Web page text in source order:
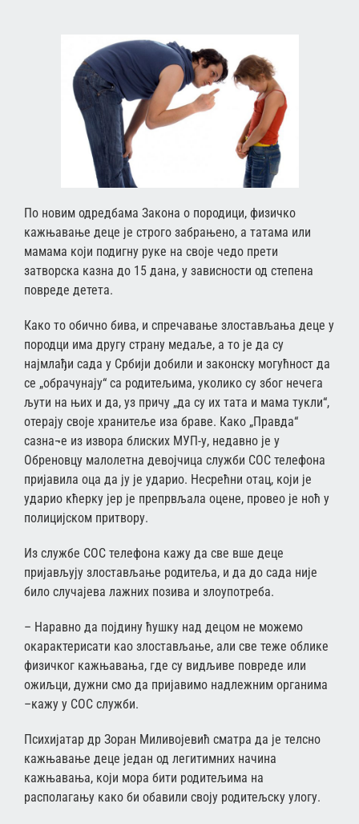
По новим одредбама Закона о породици, физичко
кажњавање деце је строго забрањено, а татама или
мамама који подигну руке на своје чедо прети
затворска казна до 15 дана, у зависности од степена
повреде детета.
Како то обично бива, и спречавање злостављања деце у
породци има другу страну медаље, а то је да су
најмлађи сада у Србији добили и законску могућност да
се „обрачунају“ са родитељима, уколико су због нечега
љути на њих и да, уз причу „да су их тата и мама тукли“,
отерају своје хранитеље иза браве. Како „Правда“
сазна¬е из извора блиских МУП-у, недавно је у
Обреновцу малолетна девојчица служби СОС телефона
пријавила оца да ју је ударио. Несрећни отац, који је
ударио кћерку јер је препрвљала оцене, провео је ноћ у
полицијском притвору.
Из службе СОС телефона кажу да све вше деце
пријављују злостављање родитеља, и да до сада није
било случајева лажних позива и злоупотреба.
– Наравно да појдину ћушку над децом не можемо
окарактерисати као злостављање, али све теже облике
физичког кажњавања, где су видљиве повреде или
ожиљци, дужни смо да пријавимо надлежним органима
–кажу у СОС служби.
Психијатар др Зоран Миливојевић сматра да је телсно
кажњавање деце један од легитимних начина
кажњавања, који мора бити родитељима на
располагању како би обавили своју родитељску улогу.